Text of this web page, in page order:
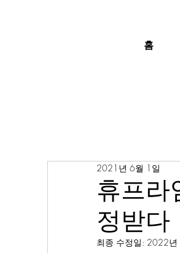
홈
휴프라
정받다
2021년 6월 1일
최종 수정일: 2022년